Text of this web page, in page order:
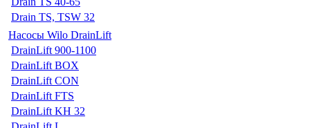
Drain TS, TSW 32
Насосы Wilo DrainLift
DrainLift 900-1100
DrainLift BOX
DrainLift CON
DrainLift FTS
DrainLift KH 32